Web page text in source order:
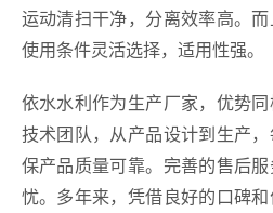
运动清扫干净，分离效率高。
使用条件灵活选择，适用性强。
依水水利作为生产厂家，优势
技术团队，从产品设计到生产
保产品质量可靠。完善的售后
忧。多年来，凭借良好的口碑